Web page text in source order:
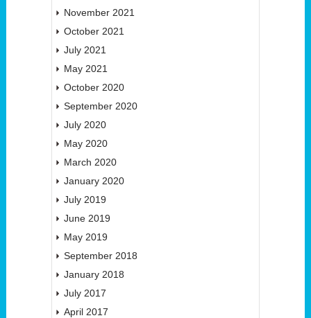
November 2021
October 2021
July 2021
May 2021
October 2020
September 2020
July 2020
May 2020
March 2020
January 2020
July 2019
June 2019
May 2019
September 2018
January 2018
July 2017
April 2017